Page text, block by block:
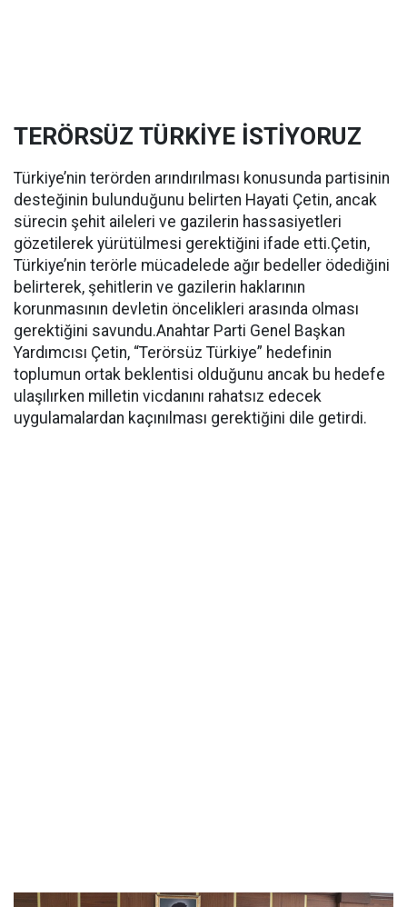
TERÖRSÜZ TÜRKİYE İSTİYORUZ
Türkiye’nin terörden arındırılması konusunda partisinin
desteğinin bulunduğunu belirten Hayati Çetin, ancak
sürecin şehit aileleri ve gazilerin hassasiyetleri
gözetilerek yürütülmesi gerektiğini ifade etti.Çetin,
Türkiye’nin terörle mücadelede ağır bedeller ödediğini
belirterek, şehitlerin ve gazilerin haklarının
korunmasının devletin öncelikleri arasında olması
gerektiğini savundu.Anahtar Parti Genel Başkan
Yardımcısı Çetin, “Terörsüz Türkiye” hedefinin
toplumun ortak beklentisi olduğunu ancak bu hedefe
ulaşılırken milletin vicdanını rahatsız edecek
uygulamalardan kaçınılması gerektiğini dile getirdi.